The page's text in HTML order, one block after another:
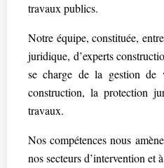
travaux publics.
Notre équipe, constituée,
juridique, d’experts
se charge de la gestion de
construction, la protection
travaux.
Nos compétences nous
nos secteurs d’intervention et